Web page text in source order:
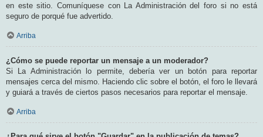
en este sitio. Comuníquese con La Administración del foro si no está
seguro de porqué fue advertido.
Arriba
¿Cómo se puede reportar un mensaje a un moderador?
Si La Administración lo permite, debería ver un botón para reportar
mensajes cerca del mismo. Haciendo clic sobre el botón, el foro le llevará
y guiará a través de ciertos pasos necesarios para reportar el mensaje.
Arriba